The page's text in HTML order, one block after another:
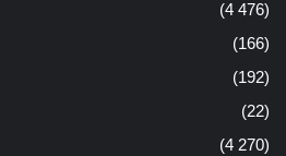
(4 476)
(166)
(192)
(22)
(4 270)